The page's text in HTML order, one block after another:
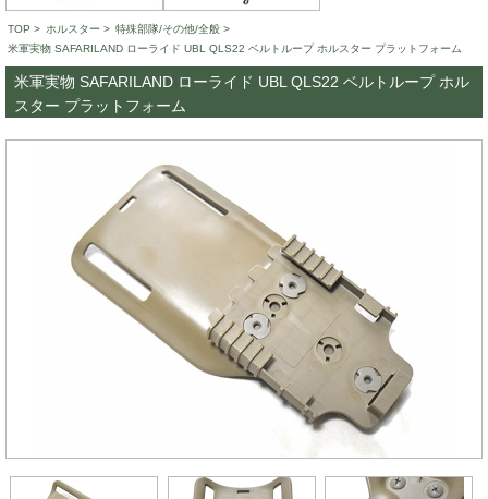
TOP > ホルスター > 特殊部隊/その他/全般 >
米軍実物 SAFARILAND ローライド UBL QLS22 ベルトループ ホルスター プラットフォーム
米軍実物 SAFARILAND ローライド UBL QLS22 ベルトループ ホル
スター プラットフォーム